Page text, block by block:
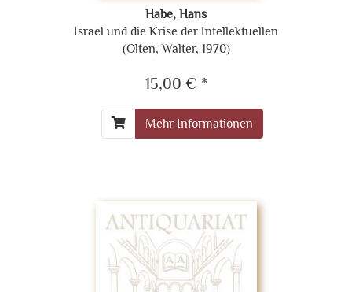
Habe, Hans
Israel und die Krise der Intellektuellen
(Olten, Walter, 1970)
15,00 € *
Mehr Informationen